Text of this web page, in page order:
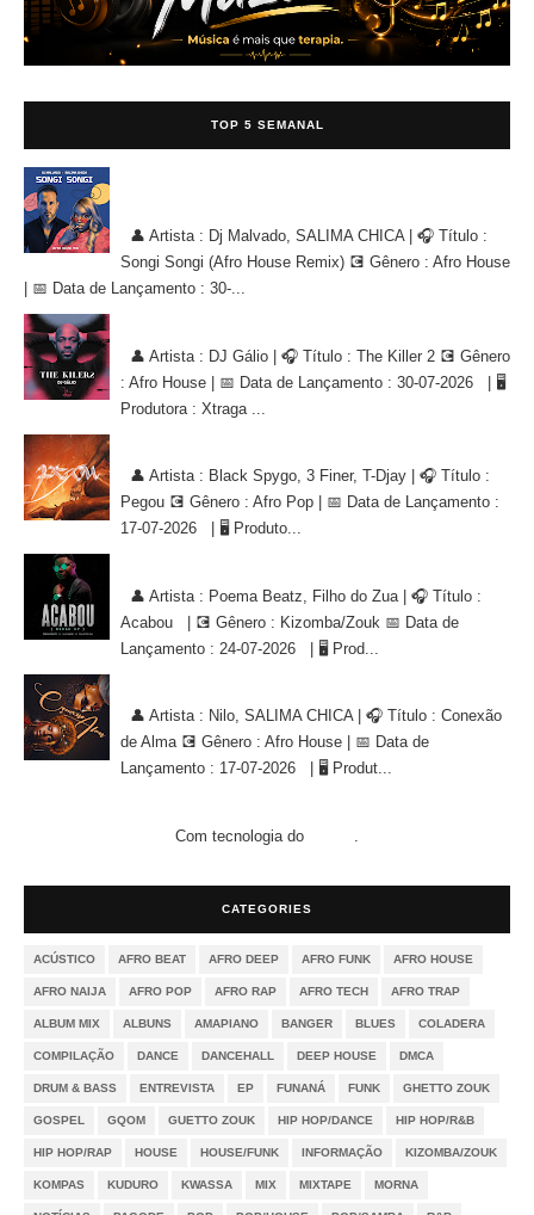
TOP 5 SEMANAL
👤 Artista : Dj Malvado, SALIMA CHICA | 🎧 Título :
Songi Songi (Afro House Remix) 💽 Gênero : Afro House
| 📅 Data de Lançamento : 30-...
👤 Artista : DJ Gálio | 🎧 Título : The Killer 2 💽 Gênero
: Afro House | 📅 Data de Lançamento : 30-07-2026 | 🖥
Produtora : Xtraga ...
👤 Artista : Black Spygo, 3 Finer, T-Djay | 🎧 Título :
Pegou 💽 Gênero : Afro Pop | 📅 Data de Lançamento :
17-07-2026 | 🖥 Produto...
👤 Artista : Poema Beatz, Filho do Zua | 🎧 Título :
Acabou | 💽 Gênero : Kizomba/Zouk 📅 Data de
Lançamento : 24-07-2026 | 🖥 Prod...
👤 Artista : Nilo, SALIMA CHICA | 🎧 Título : Conexão
de Alma 💽 Gênero : Afro House | 📅 Data de
Lançamento : 17-07-2026 | 🖥 Produt...
Com tecnologia do .
CATEGORIES
ACÚSTICO AFRO BEAT AFRO DEEP AFRO FUNK AFRO HOUSE
AFRO NAIJA AFRO POP AFRO RAP AFRO TECH AFRO TRAP
ALBUM MIX ALBUNS AMAPIANO BANGER BLUES COLADERA
COMPILAÇÃO DANCE DANCEHALL DEEP HOUSE DMCA
DRUM & BASS ENTREVISTA EP FUNANÁ FUNK GHETTO ZOUK
GOSPEL GQOM GUETTO ZOUK HIP HOP/DANCE HIP HOP/R&B
HIP HOP/RAP HOUSE HOUSE/FUNK INFORMAÇÃO KIZOMBA/ZOUK
KOMPAS KUDURO KWASSA MIX MIXTAPE MORNA